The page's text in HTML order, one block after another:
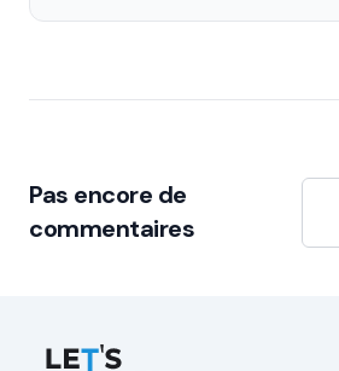
Pas encore de
commentaires
Let's Connect